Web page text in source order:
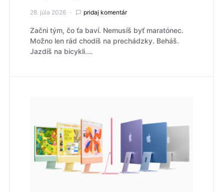
28. júla 2026 pridaj komentár
Začni tým, čo ťa baví. Nemusíš byť maratónec.
Možno len rád chodíš na prechádzky. Beháš.
Jazdíš na bicykli.…